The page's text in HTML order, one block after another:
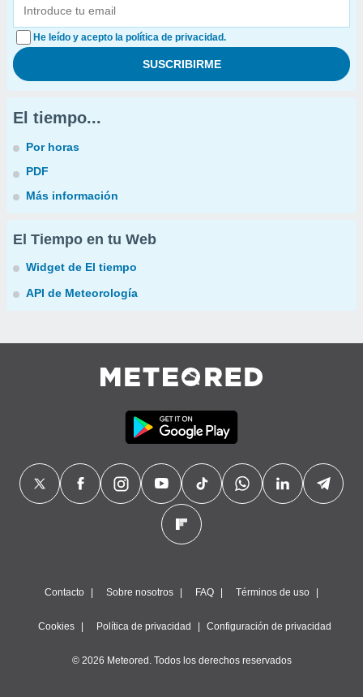
He leído y acepto la política de privacidad.
El tiempo...
Por horas
PDF
Más información
El Tiempo en tu Web
Widget de El tiempo
API de Meteorología
Contacto Sobre nosotros FAQ Términos de uso
Cookies Política de privacidad Configuración de privacidad
© 2026 Meteored. Todos los derechos reservados